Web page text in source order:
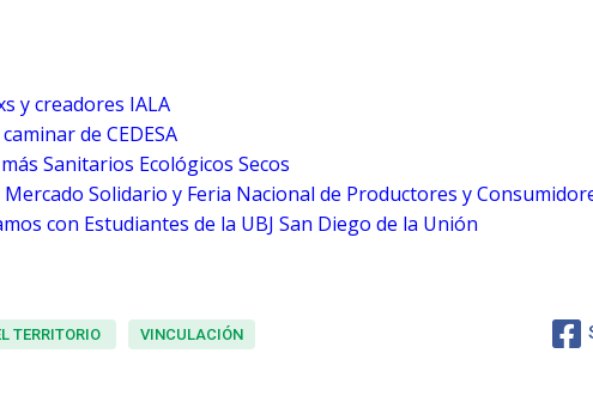
y creadores IALA
de CEDESA
Sanitarios Ecológicos Secos
Solidario y Feria Nacional de Productores y
con Estudiantes de la UBJ San Diego de la Unión
TERRITORIO VINCULACIÓN